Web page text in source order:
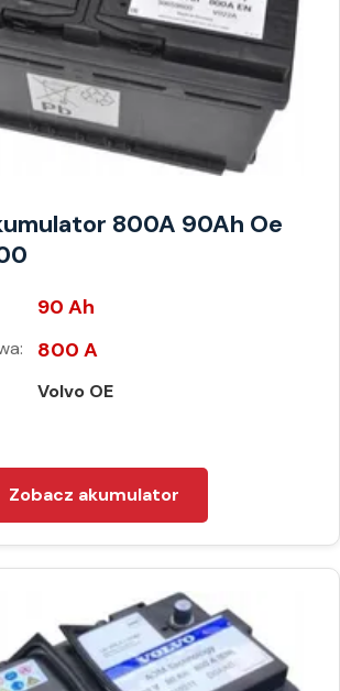
800A 90Ah Oe
90 Ah
800 A
Volvo OE
Zobacz akumulator